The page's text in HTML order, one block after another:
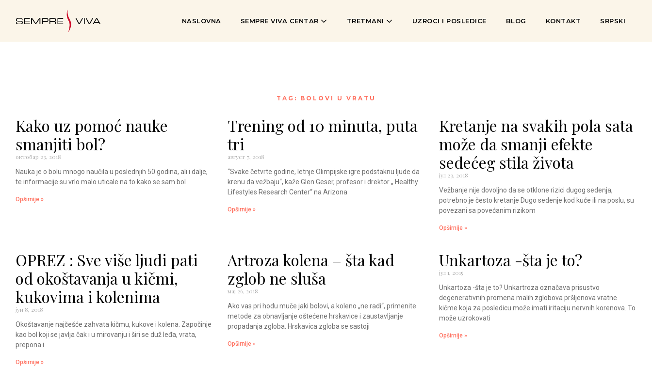
NASLOVNA SEMPRE VIVA CENTAR TRETMANI UZROCI I POSLEDICE BLOG KONTAKT SRPSKI
TAG: BOLOVI U VRATU
Kako uz pomoć nauke
smanjiti bol?
октобар 23, 2018
Nauka je o bolu mnogo naučila u poslednjih 50 godina, ali i dalje,
te informacije su vrlo malo uticale na to kako se sam bol
Opširnije »
Trening od 10 minuta, puta
tri
август 7, 2018
“Svake četvrte godine, letnje Olimpijske igre podstaknu ljude da
krenu da vežbaju“, kaže Glen Geser, profesor i drektor „ Healthy
Lifestyles Research Center“ na Arizona
Opširnije »
Kretanje na svakih pola sata
može da smanji efekte
sedećeg stila života
јул 23, 2018
Vežbanje nije dovoljno da se otklone rizici dugog sedenja,
potrebno je često kretanje Dugo sedenje kod kuće ili na poslu, su
povezani sa povećanim rizikom
Opširnije »
OPREZ : Sve više ljudi pati
od okoštavanja u kičmi,
kukovima i kolenima
јун 8, 2018
Okoštavanje najčešće zahvata kičmu, kukove i kolena. Započinje
kao bol koji se javlja čak i u mirovanju i širi se duž leđa, vrata,
prepona i
Opširnije »
Artroza kolena – šta kad
zglob ne sluša
мај 26, 2018
Ako vas pri hodu muče jaki bolovi, a koleno „ne radi“, primenite
metode za obnavljanje oštećene hrskavice i zaustavljanje
propadanja zgloba. Hrskavica zgloba se sastoji
Opširnije »
Unkartoza -šta je to?
јул 1, 2015
Unkartoza -šta je to? Unkartroza označava prisustvo
degenerativnih promena malih zglobova pršljenova vratne
kičme koja za posledicu može imati iritaciju nervnih korenova. To
može uzrokovati
Opširnije »